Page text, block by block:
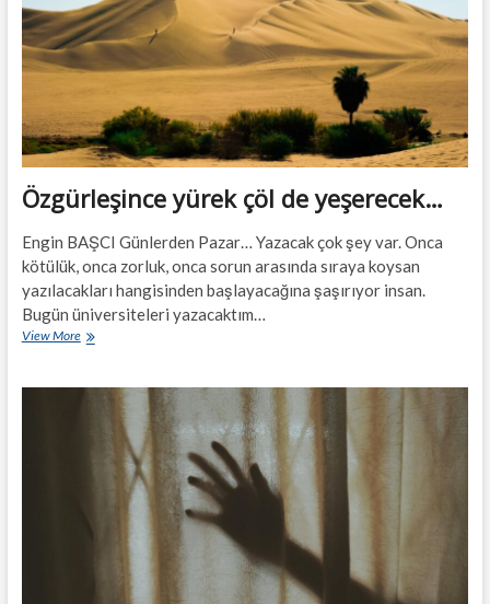
Özgürleşince yürek çöl de yeşerecek…
Engin BAŞCI Günlerden Pazar… Yazacak çok şey var. Onca
kötülük, onca zorluk, onca sorun arasında sıraya koysan
yazılacakları hangisinden başlayacağına şaşırıyor insan.
Bugün üniversiteleri yazacaktım…
View MoreÖzgürleşince
de
yeşerecek…